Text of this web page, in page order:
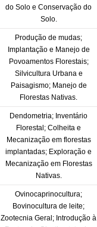
do Solo e Conservação do
Solo.
Produção de mudas;
Implantação e Manejo de
Povoamentos Florestais;
Silvicultura Urbana e
Paisagismo; Manejo de
Florestas Nativas.
Dendometria; Inventário
Florestal; Colheita e
Mecanização em florestas
implantadas; Exploração e
Mecanização em Florestas
Nativas.
Ovinocaprinocultura;
Bovinocultura de leite;
Zootecnia Geral; Introdução à